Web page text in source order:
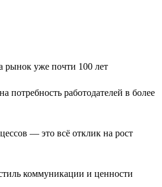
рынок уже почти 100 лет
потребность работодателей в более
— это всё отклик на рост
коммуникации и ценности